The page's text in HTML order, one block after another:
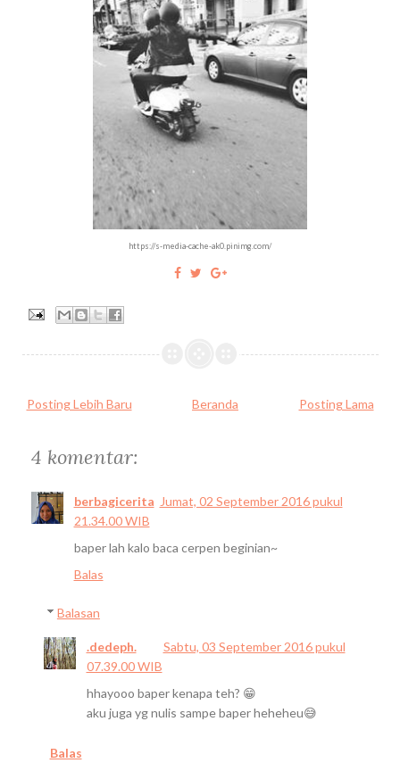
https://s-media-cache-ak0.pinimg.com/
Posting Lebih Baru Posting Lama
Beranda
4 komentar:
berbagicerita Jumat, 02 September 2016 pukul
21.34.00 WIB
baper lah kalo baca cerpen beginian~
Balas
Balasan
.dedeph.
Sabtu, 03 September 2016 pukul
07.39.00 WIB
hhayooo baper kenapa teh? 😁
aku juga yg nulis sampe baper heheheu😅
Balas